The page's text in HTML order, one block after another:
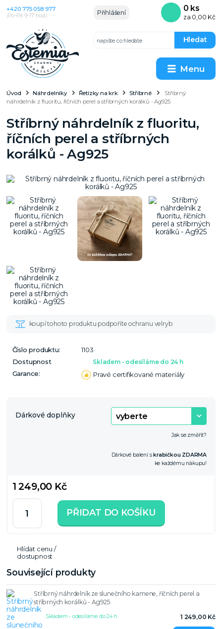
Menu
Přihlášení
Hledat
+420 775 058 977
(Po–Pá 9–17 hod.)
0 ks
za 0,00 Kč
Úvod Náhrdelníky Řetízky na krk Stříbrné
Stříbrný
náhrdelník z fluoritu, říčních perel a stříbrných korálků - Ag925
Stříbrný náhrdelník z fluoritu,
říčních perel a stříbrných
korálků - Ag925
Číslo produktu:
1103
Dostupnost
Skladem - odesíláme do 24 h
Garance: Pravé certifikované materiály
Dárkové doplňky
Jak se změřit?
Dárkové balení skrabičkou ZDARMA
ke každému nákupu!
1 249,00 Kč
PŘIDAT DO KOŠÍKU
Hlídat cenu /
dostupnost
Související produkty
Stříbrný náhrdelník ze slunečního kamene, říčních perel a
stříbrných korálků - Ag925
1 249,00 Kč
Skladem - odesíláme do 24 h